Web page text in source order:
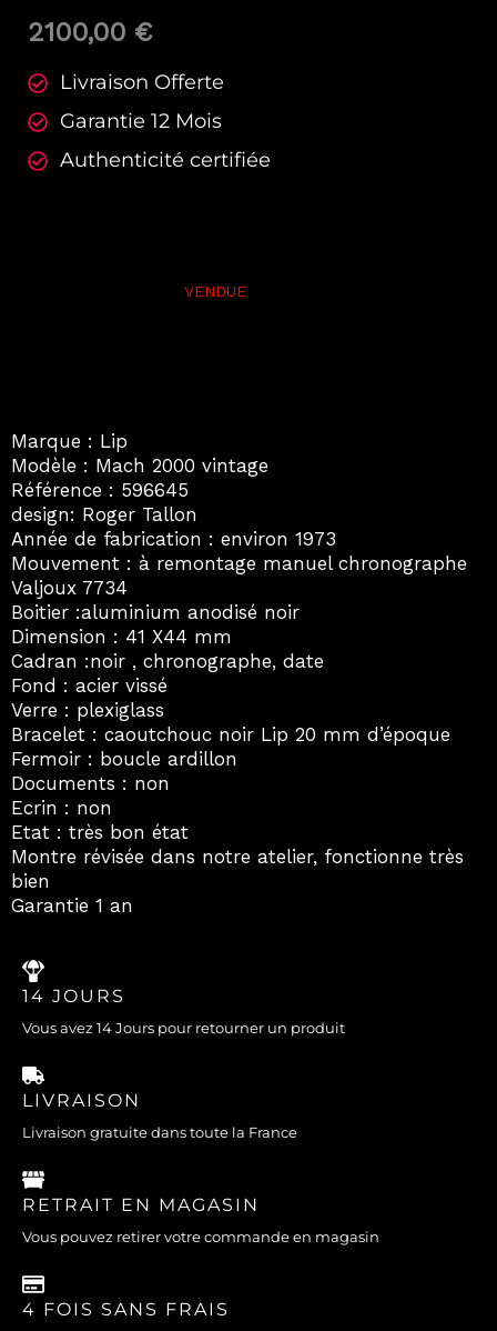
2100,00 €
Livraison Offerte
Garantie 12 Mois
Authenticité certifiée
Marque : Lip
Modèle : Mach 2000 vintage
Référence : 596645
design: Roger Tallon
Année de fabrication : environ 1973
Mouvement : à remontage manuel chronographe
Valjoux 7734
Boitier :aluminium anodisé noir
Dimension : 41 X44 mm
Cadran :noir , chronographe, date
Fond : acier vissé
Verre : plexiglass
Bracelet : caoutchouc noir Lip 20 mm d’époque
Fermoir : boucle ardillon
Documents : non
Ecrin : non
Etat : très bon état
Montre révisée dans notre atelier, fonctionne très
bien
Garantie 1 an
14 JOURS
Vous avez 14 Jours pour retourner un produit
LIVRAISON
Livraison gratuite dans toute la France
RETRAIT EN MAGASIN
Vous pouvez retirer votre commande en magasin
4 FOIS SANS FRAIS